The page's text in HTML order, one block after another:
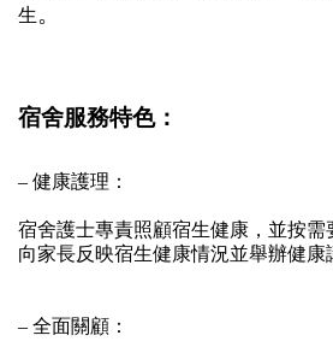
生。
宿舍服務特色：
– 健康護理：
宿舍護士專責照顧宿生健康，並按需
向家長反映宿生健康情況並舉辦健康
– 全面關顧：